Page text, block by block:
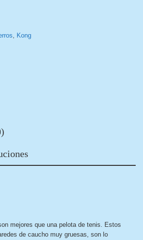
, Kong
mejores que una pelota de tenis. Estos
de caucho muy gruesas, son lo